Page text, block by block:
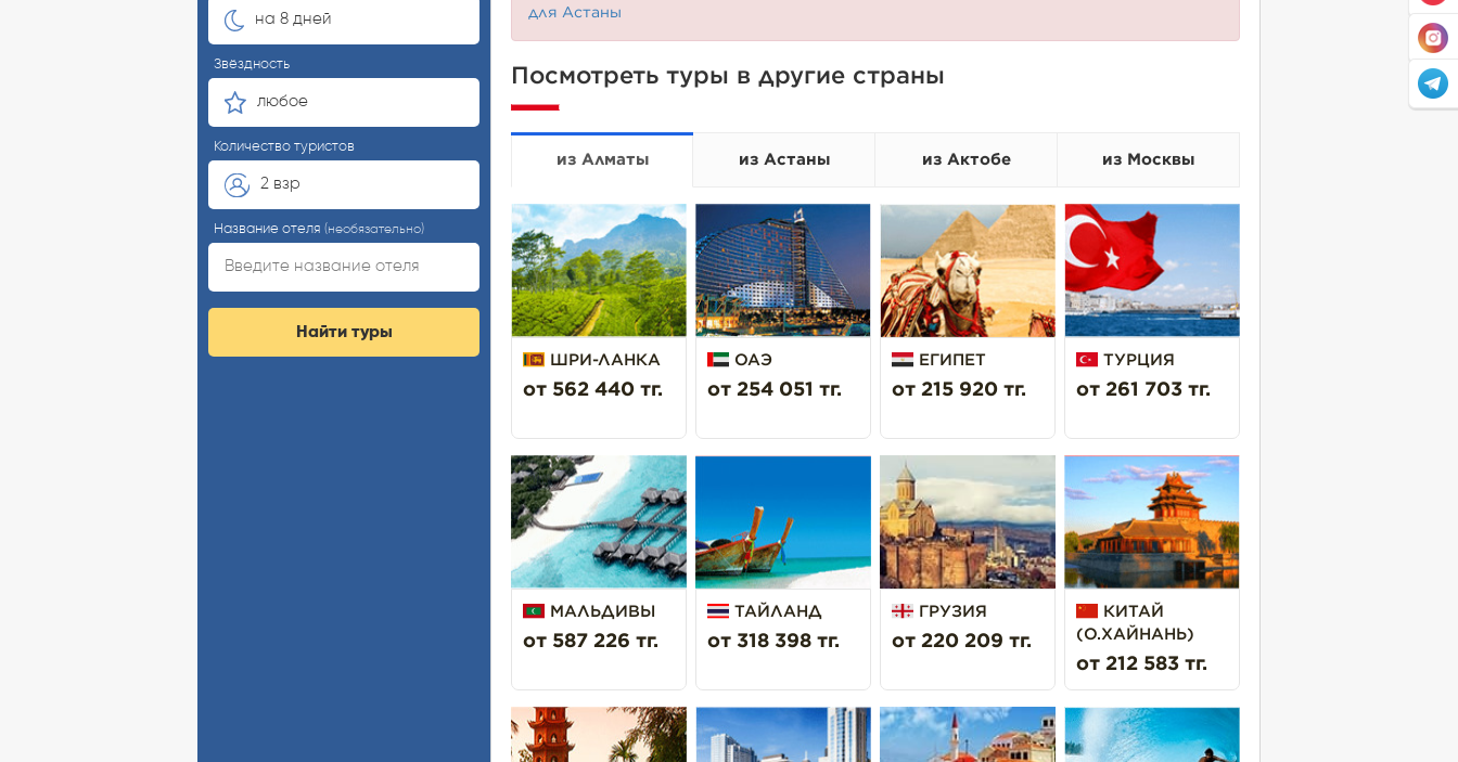
на 8 дней
Звёздность
любое
Количество туристов
2 взр
Название отеля (необязательно)
Найти туры
для Астаны
Посмотреть туры в другие страны
из Алматы из Астаны из Актобе из Москвы
ШРИ-ЛАНКА
от 562 440 тг.
ОАЭ
от 254 051 тг.
ЕГИПЕТ
от 215 920 тг.
ТУРЦИЯ
от 261 703 тг.
МАЛЬДИВЫ
от 587 226 тг.
ТАЙЛАНД
от 318 398 тг.
ГРУЗИЯ
от 220 209 тг.
КИТАЙ
(О.ХАЙНАНЬ)
от 212 583 тг.